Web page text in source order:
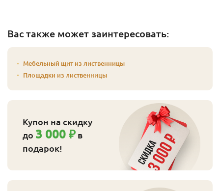
Вас также может заинтересовать:
Мебельный щит из лиственницы
Площадки из лиственницы
Купон на скидку
до 3 000 ₽ в
подарок!